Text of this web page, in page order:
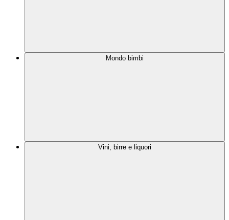
Mondo bimbi
Vini, birre e liquori